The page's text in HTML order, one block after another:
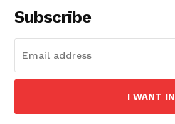
Subscribe
I WANT IN